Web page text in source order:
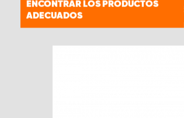
ENCONTRAR LOS PRODUCTOS
ADECUADOS
PRODUCTOS
Estanterías para furgonetas